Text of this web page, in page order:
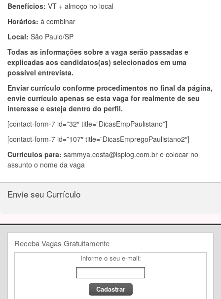
Benefícios: VT + almoço no local
Horários: à combinar
Local: São Paulo/SP
Todas as informações sobre a vaga serão passadas e
explicadas aos candidatos(as) selecionados em uma
possível entrevista.
Enviar currículo conforme procedimentos no final da página,
envie currículo apenas se esta vaga for realmente de seu
interesse e esteja dentro do perfil.
[contact-form-7 id=”32″ title=”DicasEmpPaulistano”]
[contact-form-7 id=”107″ title=”DicasEmpregoPaulistano2″]
Currículos para: sammya.costa@lsplog.com.br e colocar no
assunto o nome da vaga
Envie seu Currículo
Receba Vagas Gratuitamente
Informe o seu e-mail: